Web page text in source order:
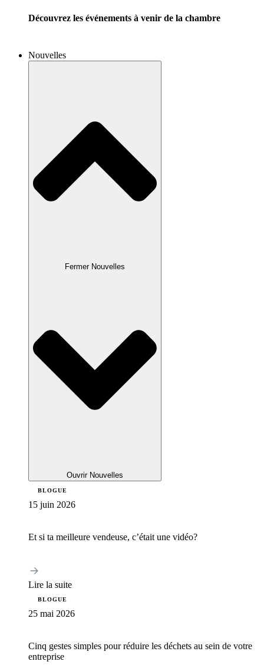
Découvrez les événements à venir de la chambre
Nouvelles
Fermer Nouvelles
Ouvrir Nouvelles
BLOGUE
15 juin 2026
Et si ta meilleure vendeuse, c’était une vidéo?
Lire la suite
BLOGUE
25 mai 2026
Cinq gestes simples pour réduire les déchets au sein de votre
entreprise